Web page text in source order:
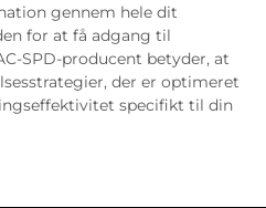
gennem hele dit
for at få adgang til
SPD-producent betyder, at
der er optimeret
specifikt til din